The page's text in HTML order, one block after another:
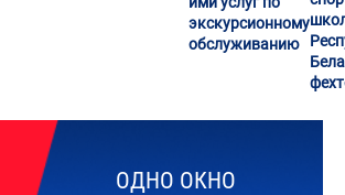
ОДНО ОКНО
экскурсионному
обслуживанию